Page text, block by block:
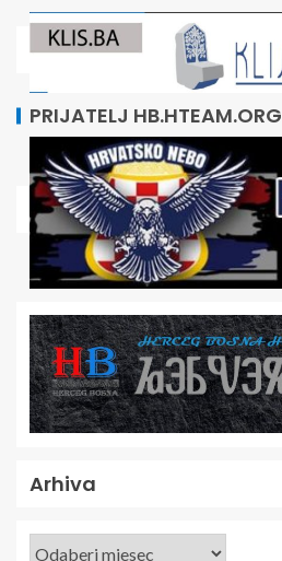
PRIJATELJ HB.HTEAM.ORG
Arhiva